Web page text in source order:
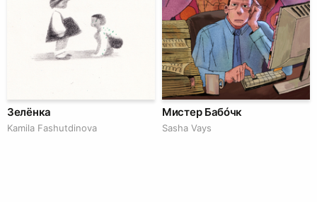
Зелёнка
Kamila Fashutdinova
Мистер Бабóчк
Sasha Vays